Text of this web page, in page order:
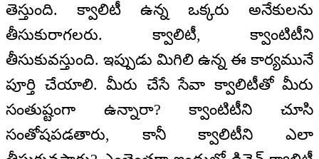
తెస్తుంది. క్వాలిటీ ఉన్న ఒక్కరు అనేకులను
తీసుకురాగలరు. క్వాలిటీ, క్వాంటిటీని
తీసుకువస్తుంది. ఇప్పుడు మిగిలి ఉన్న ఈ కార్యమునే
పూర్తి చేయాలి. మీరు చేసే సేవా క్వాలిటీతో మీరు
సంతుష్టంగా ఉన్నారా? క్వాంటిటీని చూసి
సంతోషపడతారు, కానీ క్వాలిటీని ఎలా